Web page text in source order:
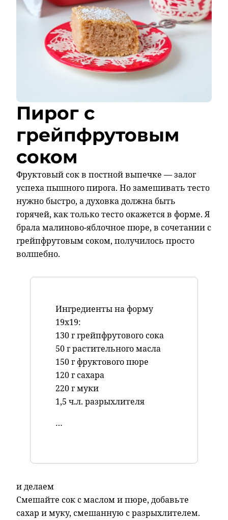
Пирог с
грейпфрутовым
соком
Фруктовый сок в постной выпечке — залог
успеха пышного пирога. Но замешивать тесто
нужно быстро, а духовка должна быть
горячей, как только тесто окажется в форме. Я
брала малиново-яблочное пюре, в сочетании с
грейпфрутовым соком, получилось просто
волшебно.
Ингредиенты на форму
19х19:
130 г грейпфрутового сока
50 г растительного масла
150 г фруктового пюре
120 г сахара
220 г муки
1,5 ч.л. разрыхлителя
…
и делаем
Смешайте сок с маслом и пюре, добавьте
сахар и муку, смешанную с разрыхлителем.